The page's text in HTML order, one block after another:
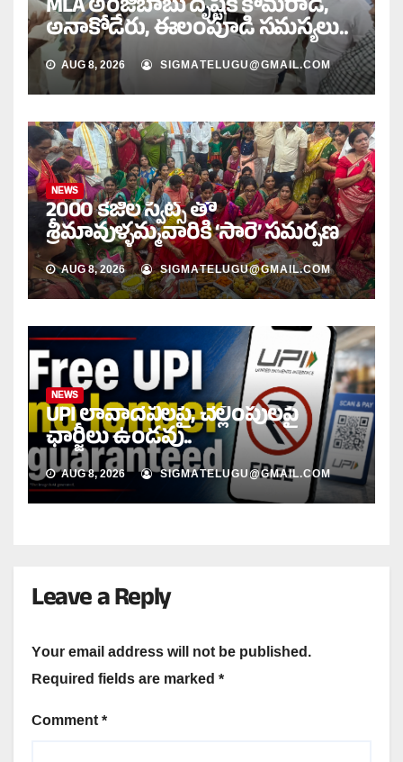
MLA అంజిబాబు దృష్టికి కొమరాడ,
అనాకోడేరు, ఈలంపూడి సమస్యలు..
AUG 8, 2026 SIGMATELUGU@GMAIL.COM
NEWS
2000 కేజీల స్వీట్స్ తో
శ్రీమావుళ్ళమ్మవారికి ‘సారె’ సమర్పణ
AUG 8, 2026 SIGMATELUGU@GMAIL.COM
NEWS
UPI లావాదేవీలపై, చెల్లింపులపై
ఛార్జీలు ఉండవు..
AUG 8, 2026 SIGMATELUGU@GMAIL.COM
Leave a Reply
Your email address will not be published.
Required fields are marked*
Comment*